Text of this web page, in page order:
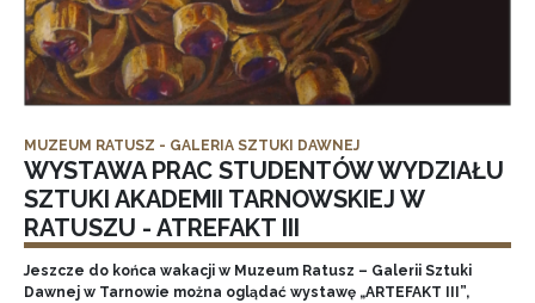
MUZEUM RATUSZ - GALERIA SZTUKI DAWNEJ
WYSTAWA PRAC STUDENTÓW WYDZIAŁU
SZTUKI AKADEMII TARNOWSKIEJ W
RATUSZU - ATREFAKT III
Jeszcze do końca wakacji w Muzeum Ratusz – Galerii Sztuki
Dawnej w Tarnowie można oglądać wystawę „ARTEFAKT III”,